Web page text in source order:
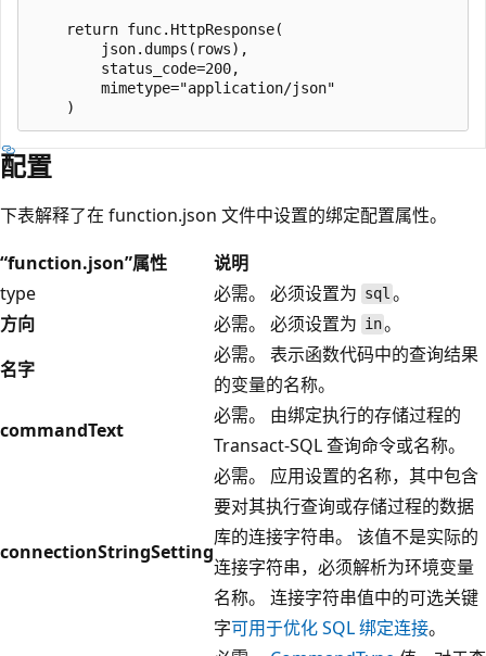
    return func.HttpResponse(
        json.dumps(rows),
        status_code=200,
        mimetype="application/json"
配置
下表解释了在 function.json 文件中设置的绑定配置属性。
“function.json”属性
说明
type
必需。 必须设置为 sql 。
方向
必需。 必须设置为 in。
名字
必需。 表示函数代码中的查询结果
的变量的名称。
commandText
必需。 由绑定执行的存储过程的
Transact-SQL 查询命令或名称。
connectionStringSetting
必需。 应用设置的名称，其中包含
要对其执行查询或存储过程的数据
库的连接字符串。 该值不是实际的
连接字符串，必须解析为环境变量
名称。 连接字符串值中的可选关键
字可用于优化 SQL 绑定连接。